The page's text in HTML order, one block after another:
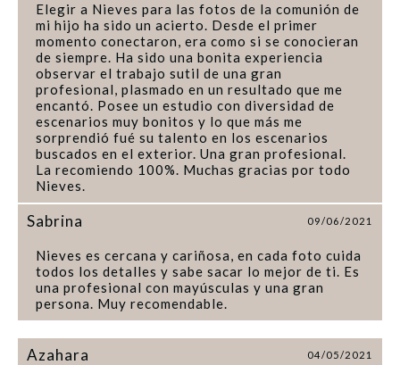
Elegir a Nieves para las fotos de la comunión de
mi hijo ha sido un acierto. Desde el primer
momento conectaron, era como si se conocieran
de siempre. Ha sido una bonita experiencia
observar el trabajo sutil de una gran
profesional, plasmado en un resultado que me
encantó. Posee un estudio con diversidad de
escenarios muy bonitos y lo que más me
sorprendió fué su talento en los escenarios
buscados en el exterior. Una gran profesional.
La recomiendo 100%. Muchas gracias por todo
Nieves.
Sabrina 09/06/2021
Nieves es cercana y cariñosa, en cada foto cuida
todos los detalles y sabe sacar lo mejor de ti. Es
una profesional con mayúsculas y una gran
persona. Muy recomendable.
Azahara 04/05/2021